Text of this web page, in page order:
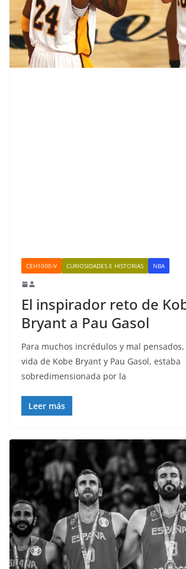
CEH1000-V CURIOSIDADES E HISTORIAS NBA
El inspirador reto de
Bryant a Pau Gasol
Para muchos incrédulos y mal
vida de Kobe Bryant y Pau Gasol, estaba
sobredimensionada por la
Leer más